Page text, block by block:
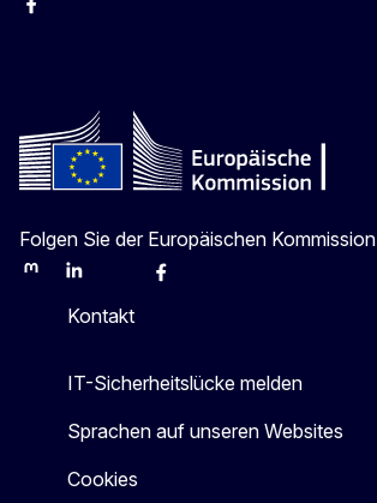
Facebook
Folgen Sie der Europäischen Kommission
MastodonLinkedInBlueskyFacebook
Kontakt
IT-Sicherheitslücke melden
Sprachen auf unseren Websites
Cookies